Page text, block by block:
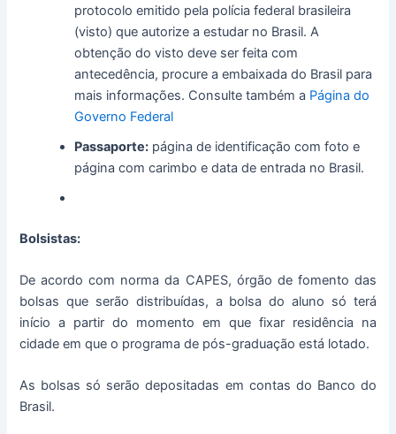
protocolo emitido pela polícia federal brasileira
(visto) que autorize a estudar no Brasil. A
obtenção do visto deve ser feita com
antecedência, procure a embaixada do Brasil para
mais informações. Consulte também a Página do
Governo Federal
Passaporte: página de identificação com foto e
página com carimbo e data de entrada no Brasil.
Bolsistas:
De acordo com norma da CAPES, órgão de fomento das
bolsas que serão distribuídas, a bolsa do aluno só terá
início a partir do momento em que fixar residência na
cidade em que o programa de pós-graduação está lotado.
As bolsas só serão depositadas em contas do Banco do
Brasil.